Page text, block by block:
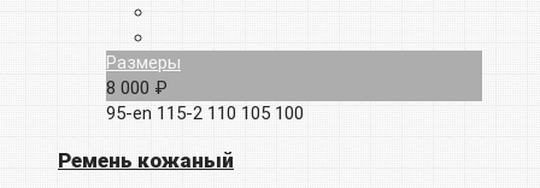
Размеры
8 000 ₽
95-en 115-2 110 105 100
Ремень кожаный